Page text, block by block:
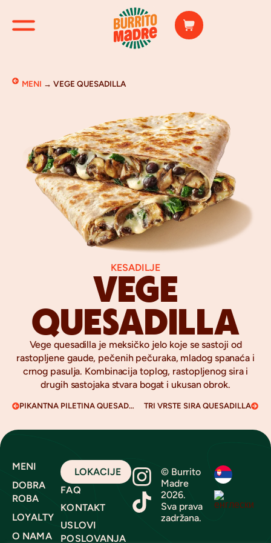
MENI → VEGE QUESADILLA
KESADILJE
VEGE
QUESADILLA
Vege quesadilla je meksičko jelo koje se sastoji od
rastopljene gaude, pečenih pečuraka, mladog spanaća i
crnog pasulja. Kombinacija toplog, rastopljenog sira i
drugih sastojaka stvara bogat i ukusan obrok.
PIKANTNA PILETINA QUESADILLA TRI VRSTE SIRA QUESADILLA
MENI
DOBRA
ROBA
LOYALTY
O NAMA
LOKACIJE
FAQ
KONTAKT
USLOVI
POSLOVANJA
© Burrito
Madre
2026.
Sva prava
zadržana.